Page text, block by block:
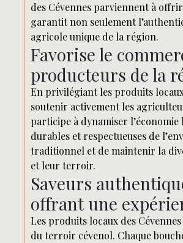
des Cévennes parviennent à
garantit non seulement
agricole unique de la région.
Favorise le
producteurs de la
En privilégiant les produits
soutenir activement les
participe à dynamiser
durables et respectueuses de
traditionnel et de maintenir la
et leur terroir.
Saveurs
offrant une
Les produits locaux des
du terroir cévenol. Chaque